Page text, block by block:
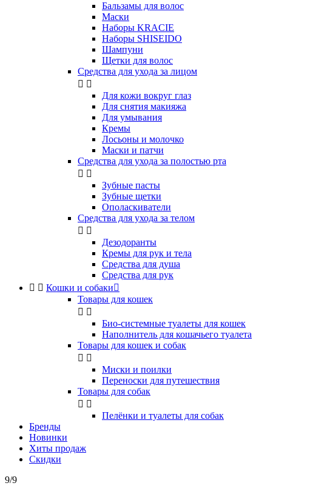
Бальзамы для волос
Маски
Наборы KRACIE
Наборы SHISEIDO
Шампуни
Щетки для волос
Средства для ухода за лицом
 
Для кожи вокруг глаз
Для снятия макияжа
Для умывания
Кремы
Лосьоны и молочко
Маски и патчи
Средства для ухода за полостью рта
 
Зубные пасты
Зубные щетки
Ополаскиватели
Средства для ухода за телом
 
Дезодоранты
Кремы для рук и тела
Средства для душа
Средства для рук
  Кошки и собаки
Товары для кошек
 
Био-системные туалеты для кошек
Наполнитель для кошачьего туалета
Товары для кошек и собак
 
Миски и поилки
Переноски для путешествия
Товары для собак
 
Пелёнки и туалеты для собак
Бренды
Новинки
Хиты продаж
Скидки
9/9